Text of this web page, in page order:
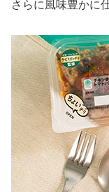
さらに風味豊かに